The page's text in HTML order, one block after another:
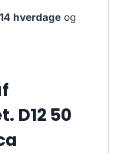
hverdage og
D12 50